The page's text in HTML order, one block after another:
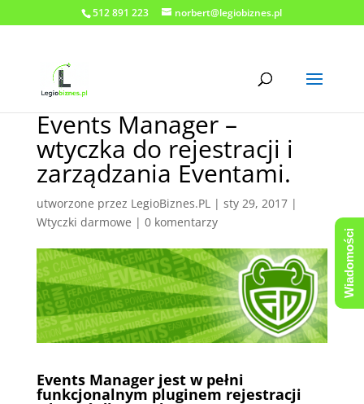
512 891 223 norbert@legiobiznes.pl
Events Manager –
wtyczka do rejestracji i
zarządzania Eventami.
utworzone przez LegioBiznes.PL| sty 29, 2017|
Wtyczki darmowe | 0 komentarzy
Events Manager jest w pełni
funkcjonalnym pluginem rejestracji
Wiadomości